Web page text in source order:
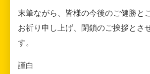
末筆ながら、皆様の今後のご健勝と
お祈り申し上げ、閉鎖のご挨拶とさ
す。
謹白